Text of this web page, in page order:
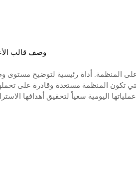
وصف قالب
المنظمة. أداة رئيسية لتوضيح مستوى
تكون المنظمة مستعدة وقادرة على
عملياتها اليومية سعياً لتحقيق أهدافها